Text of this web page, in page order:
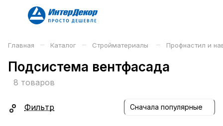
Главная – Каталог – Стройматериалы – Профнастил и
Подсистема вентфасада
8 товаров
Фильтр Сначала популярные